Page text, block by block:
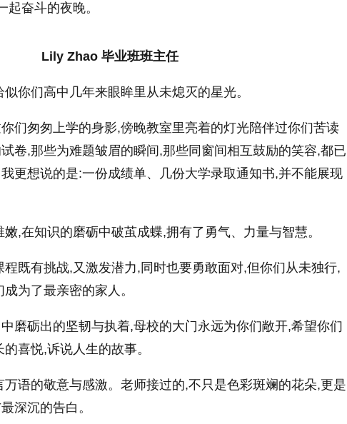
奋斗的夜晚。
Lily Zhao 毕业班班主任
你们高中几年来眼眸里从未熄灭的星光。
们匆匆上学的身影,傍晚教室里亮着的灯光陪伴过你们苦读
卷,那些为难题皱眉的瞬间,那些同窗间相互鼓励的笑容,都已
更想说的是:一份成绩单、几份大学录取通知书,并不能展现
,在知识的磨砺中破茧成蝶,拥有了勇气、力量与智慧。
程既有挑战,又激发潜力,同时也要勇敢面对,但你们从未独行,
为了最亲密的家人。
磨砺出的坚韧与执着,母校的大门永远为你们敞开,希望你们
喜悦,诉说人生的故事。
语的敬意与感激。老师接过的,不只是色彩斑斓的花朵,更是
深沉的告白。